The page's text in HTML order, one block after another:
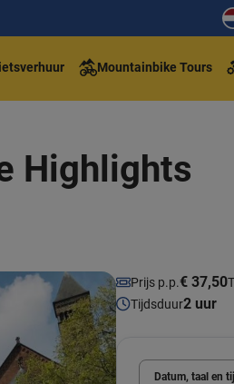
Mountainbike Tours
Highlights
Prijs p.p.€ 37,50
Tijdsduur2 uur
Datum, taal en